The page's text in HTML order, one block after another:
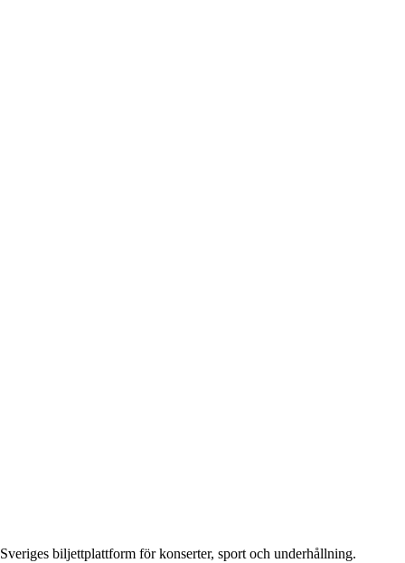
Sveriges biljettplattform för konserter, sport och underhållning.